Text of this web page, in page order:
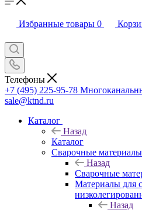
Избранные товары 0
Телефоны
+7 (495) 225-95-78
sale@ktnd.ru
Каталог
Назад
Каталог
Сварочные материалы
Назад
Сварочные
Материалы для
Назад